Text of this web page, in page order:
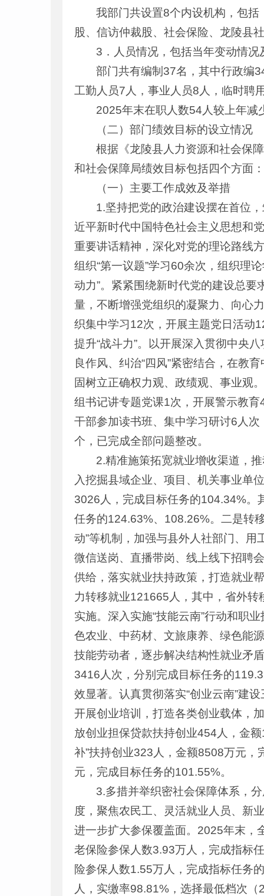
我部门共设置8个内设机构，包
股、信访仲裁股、社会保险、龙陵县
3．人员情况，包括当年变动情况
部门共有编制37名，其中行政编
工勤人员7人，事业人员8人，临时聘
2025年末在职人数54人较上年减
（二）部门绩效目标的设立情况
根据《龙陵县人力资源和社会保
和社会保障局绩效目标包括四个方面：
（一）主要工作成效及举措
1.坚持把党的政治建设摆在首位
近平新时代中国特色社会主义思想和
重要讲话精神，深化对党的理论路线
组织“第一议题”学习60余次，组织理
动力”。紧紧围绕新时代党的建设总
量，不断增强党组织的凝聚力、向心
织集中学习12次，开展主题党日活动
提升“战斗力”。以开展深入贯彻中央
良作风、纠治“四风”紧密结合，在教
固树立正确权力观、政绩观、事业观
组书记讲专题党课1次，开展警示教
干部参加读书班、集中学习研讨6人
个，已完成全部问题整改。
2.精准施策拓宽就业增收渠道，
入挖掘县域企业、项目、机关事业单
3026人，完成目标任务的104.34%。
任务的124.63%、108.26%。二是转
动”等机制，加强与县外人社部门、
微信送岗、直播带岗、线上线下招聘
供给，落实就业扶持政策，打造就业
力转移就业121665人，其中，省外
实施。深入实施“技能云南”行动和职
色农业、中药材、文旅康养、绿色能
技能劳动者，逐步解决结构性就业矛
3416人次，分别完成目标任务的
效显著。认真贯彻落实“创业云南”建
开展创业培训，打造各类创业载体，
放创业担保贷款扶持创业454人，金
补”扶持创业323人，金额8508万元
元，完成目标任务的101.55%。
3.多措并举织密社会保障体系，
度，聚焦农民工、灵活就业人员、新
进一步扩大参保覆盖面。2025年末，
老保险参保人数3.93万人，完成指标
险参保人数1.55万人，完成指标任务
人，实缴率98.81%，选择最低档次